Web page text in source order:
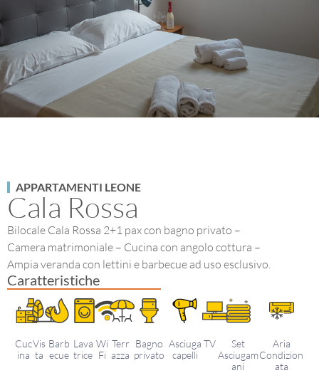
APPARTAMENTI LEONE
Cala Rossa
Bilocale Cala Rossa 2+1 pax con bagno privato –
Camera matrimoniale – Cucina con angolo cottura –
Ampia veranda con lettini e barbecue ad uso esclusivo.
Caratteristiche
Cuc
ina
Vis
ta
Barb
ecue
Lava
trice
Wi
Fi
Terr
azza
Bagno
privato
Asciuga
capelli
TV
Set
Asciugam
ani
Aria
Condizion
ata